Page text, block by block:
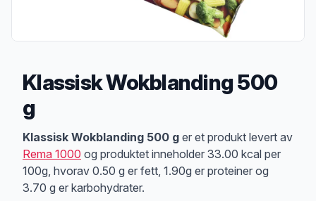
Klassisk Wokblanding 500
g
Produktbeskrivelse
Klassisk Wokblanding 500 g er et produkt levert av
Rema 1000 og produktet inneholder 33.00 kcal per
100g, hvorav 0.50 g er fett, 1.90g er proteiner og
3.70 g er karbohydrater.